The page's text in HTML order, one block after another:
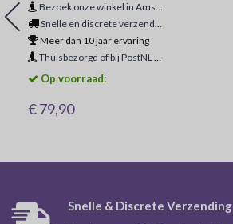
Bezoek onze winkel in Amsterdam
Snelle en discrete verzending
Meer dan 10 jaar ervaring
Thuisbezorgd of bij PostNL ophaalpunt
Op voorraad:
€ 79,90
Snelle & Discrete Verzending